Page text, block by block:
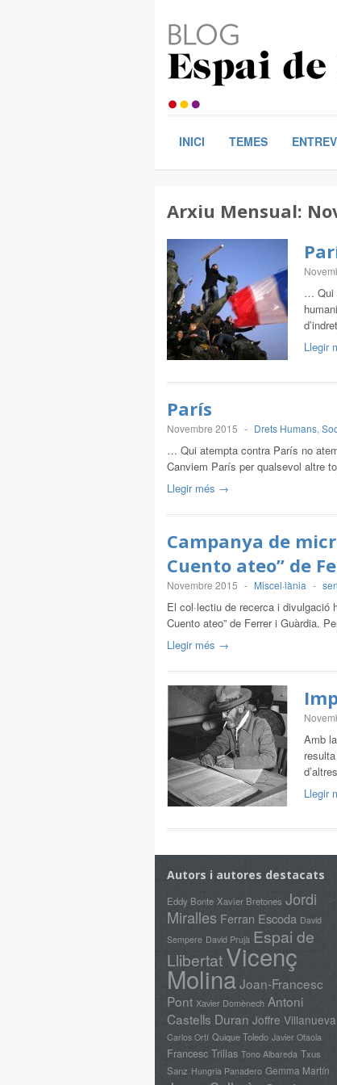
INICI TEMES
Arxiu Mensual:
… Qui
Llegir
París
Novembre 2015 - Drets Humans,
… Qui atempta contra París no
Canviem París per qualsevol altre
Llegir més →
Campanya de
Cuento ateo” de
Novembre 2015 - Miscel·lània -
El col·lectiu de recerca i divulgació
Cuento ateo” de Ferrer i Guàrdia.
Llegir més →
Amb
Llegir
Autors i autores destacats
Eddy Bonte Xavier Bretones Jordi
Miralles Ferran Escoda David
Sempere David Prujà Espai de
LlibertatVicenç
MolinaJoan-Francesc
Pont Xavier Domènech Antoni
Castells Duran Joffre Villanueva
Carlos Ortí Quique Toledo Javier Otaola
Francesc Trillas Tono Albareda Txus
Sanz Hungria Panadero Gemma Martín